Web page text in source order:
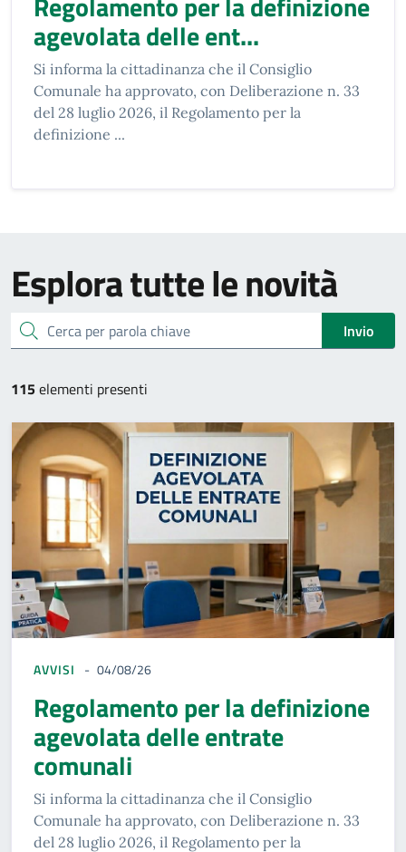
agevolata delle ent...
Si informa la cittadinanza che il Consiglio
Comunale ha approvato, con Deliberazione n. 33
del 28 luglio 2026, il Regolamento per la
definizione ...
Esplora tutte le novità
cerca Invio
115elementi presenti
AVVISI 04/08/26
Regolamento per la definizione
agevolata delle entrate
comunali
Si informa la cittadinanza che il Consiglio
Comunale ha approvato, con Deliberazione n. 33
del 28 luglio 2026, il Regolamento per la